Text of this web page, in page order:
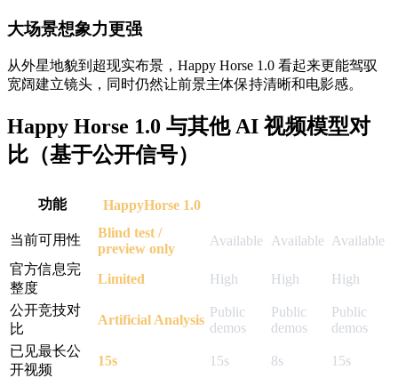
大场景想象力更强
从外星地貌到超现实布景，Happy Horse 1.0 看起来更能驾驭
宽阔建立镜头，同时仍然让前景主体保持清晰和电影感。
Happy Horse 1.0 与其他 AI 视频模型对
比（基于公开信号）
功能 HappyHorse 1.0
当前可用性
Blind test /
preview only
Available Available
Available
官方信息完
整度
Limited High High High
公开竞技对
比
Artificial Analysis
Public
demos
Public
demos
Public
demos
已见最长公
开视频
15s 15s 8s 15s